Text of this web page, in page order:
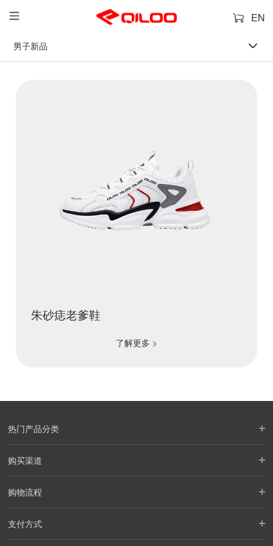
EN
男子新品
朱砂痣老爹鞋
了解更多 >
热门产品分类
购买渠道
购物流程
支付方式